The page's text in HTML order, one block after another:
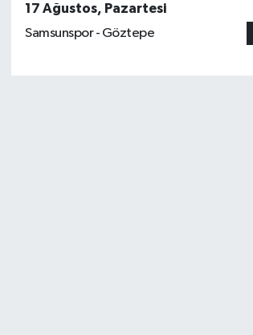
17 Ağustos, Pazartesi
Samsunspor - Göztepe